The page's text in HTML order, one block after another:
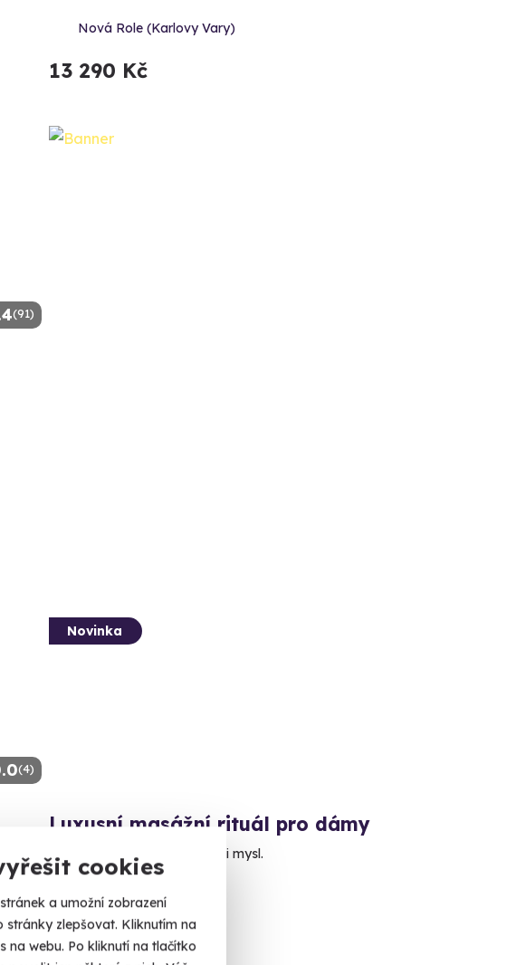
cookies
a umožní zobrazení
stránky zlepšovat. Kliknutím na
na webu. Po kliknutí na tlačítko
Nová Role (Karlovy Vary)
13 290 Kč
(91)
(4)
Novinka
Luxusní masážní rituál pro dámy
Hloubková relaxace pro tělo i mysl.
(+ 10 dalších lokalit)
4 990 Kč